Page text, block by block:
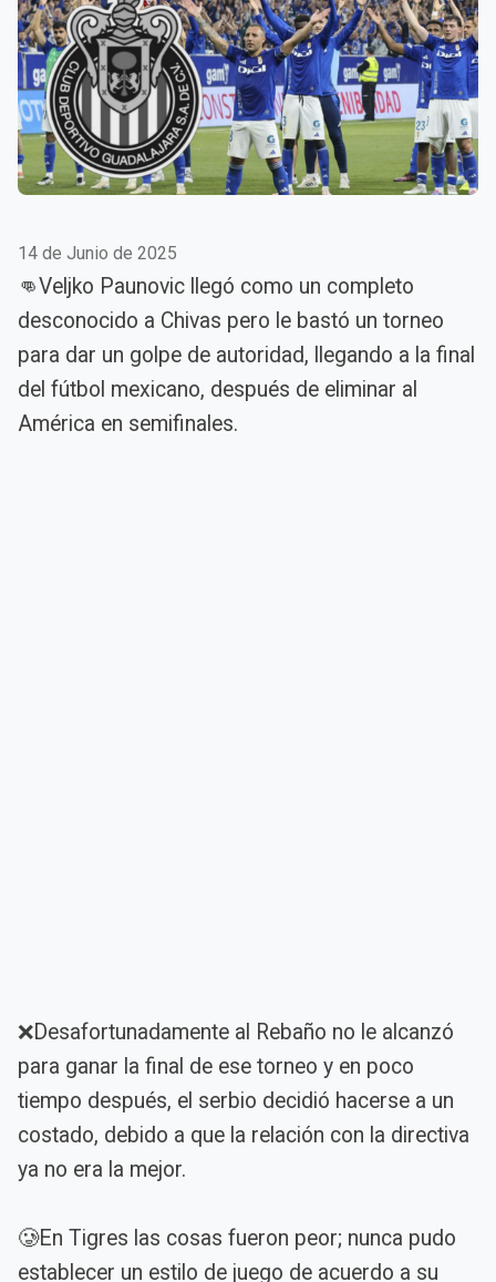
14 de Junio de 2025
👊Veljko Paunovic llegó como un completo
desconocido a Chivas pero le bastó un torneo
para dar un golpe de autoridad, llegando a la final
del fútbol mexicano, después de eliminar al
América en semifinales.
❌Desafortunadamente al Rebaño no le alcanzó
para ganar la final de ese torneo y en poco
tiempo después, el serbio decidió hacerse a un
costado, debido a que la relación con la directiva
ya no era la mejor.
🥲En Tigres las cosas fueron peor; nunca pudo
establecer un estilo de juego de acuerdo a su